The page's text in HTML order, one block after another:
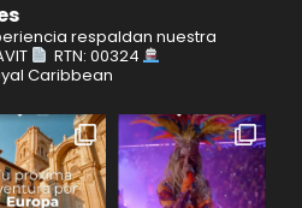
respaldan nuestra
RTN: 00324
Caribbean